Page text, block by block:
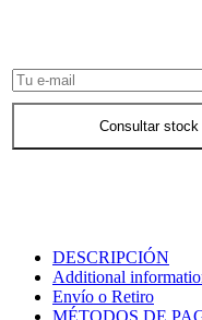
Consultar stock
DESCRIPCIÓN
Additional
Envío o Retiro